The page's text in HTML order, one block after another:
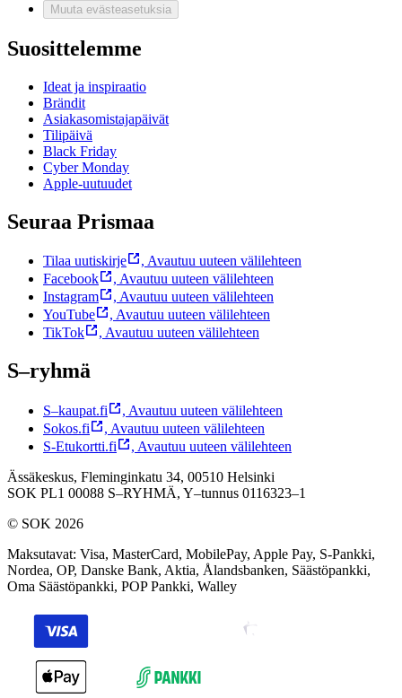
Muuta evästeasetuksia
Suosittelemme
Ideat ja inspiraatio
Brändit
Asiakasomistajapäivät
Tilipäivä
Black Friday
Cyber Monday
Apple-uutuudet
Seuraa Prismaa
Tilaa uutiskirje , Avautuu uuteen välilehteen
Facebook
, Avautuu uuteen välilehteen
Instagram
, Avautuu uuteen välilehteen
YouTube
, Avautuu uuteen välilehteen
TikTok
, Avautuu uuteen välilehteen
S–ryhmä
S–kaupat.fi , Avautuu uuteen välilehteen
Sokos.fi
, Avautuu uuteen välilehteen
S-Etukortti.fi
, Avautuu uuteen välilehteen
Ässäkeskus, Fleminginkatu 34, 00510 Helsinki
SOK PL1 00088 S–RYHMÄ, Y–tunnus 0116323–1
© SOK 2026
Maksutavat: Visa, MasterCard, MobilePay, Apple Pay, S-Pankki,
Nordea, OP, Danske Bank, Aktia, Ålandsbanken, Säästöpankki,
Oma Säästöpankki, POP Pankki, Walley